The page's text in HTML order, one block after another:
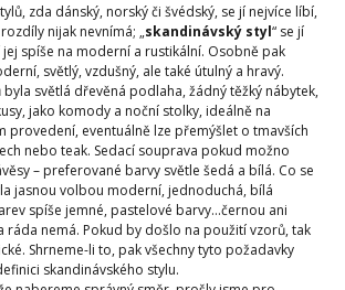
zda dánský, norský či švédský, se jí nejvíce líbí,
nijak nevnímá; „skandinávský styl“ se jí
spíše na moderní a rustikální. Osobně pak
světlý, vzdušný, ale také útulný a hravý.
světlá dřevěná podlaha, žádný těžký nábytek,
jako komody a noční stolky, ideálně na
provedení, eventuálně lze přemýšlet o tmavších
nebo teak. Sedací souprava pokud možno
– preferované barvy světle šedá a bílá. Co se
jasnou volbou moderní, jednoduchá, bílá
spíše jemné, pastelové barvy…černou ani
ráda nemá. Pokud by došlo na použití vzorů, tak
Shrneme-li to, pak všechny tyto požadavky
skandinávského stylu.